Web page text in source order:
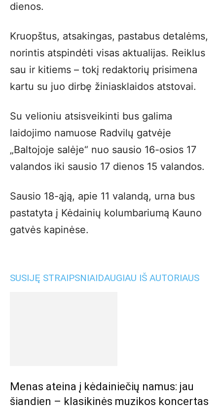
dienos.
Kruopštus, atsakingas, pastabus detalėms,
norintis atspindėti visas aktualijas. Reiklus
sau ir kitiems – tokį redaktorių prisimena
kartu su juo dirbę žiniasklaidos atstovai.
Su velioniu atsisveikinti bus galima
laidojimo namuose Radvilų gatvėje
„Baltojoje salėje“ nuo sausio 16-osios 17
valandos iki sausio 17 dienos 15 valandos.
Sausio 18-ąją, apie 11 valandą, urna bus
pastatyta į Kėdainių kolumbariumą Kauno
gatvės kapinėse.
SUSIJĘ STRAIPSNIAIDAUGIAU IŠ AUTORIAUS
Menas ateina į kėdainiečių namus: jau
šiandien – klasikinės muzikos koncertas